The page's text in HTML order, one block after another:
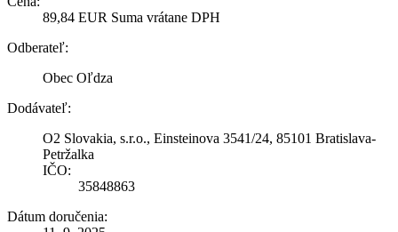
89,84 EUR Suma vrátane DPH
Odberateľ:
Obec Oľdza
Dodávateľ:
O2 Slovakia, s.r.o., Einsteinova 3541/24, 85101 Bratislava-
Petržalka
IČO:
35848863
Dátum doručenia: